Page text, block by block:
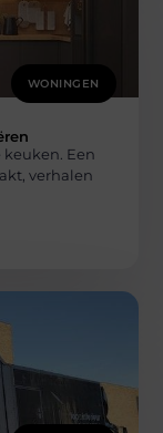
WONINGEN
Een
verhalen